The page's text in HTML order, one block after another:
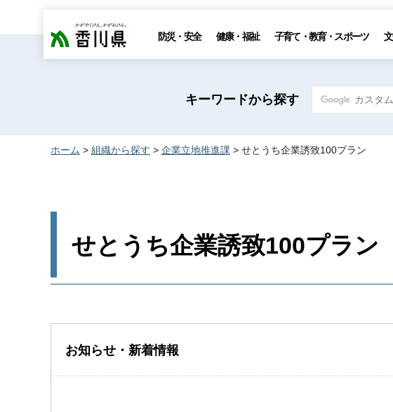
香川県 防災・安全 健康・福祉 子育て・教育・スポーツ
キーワードから探す
ホーム > 組織から探す > 企業立地推進課 > せとうち企業誘致100プラン
せとうち企業誘致100プラン
お知らせ・新着情報